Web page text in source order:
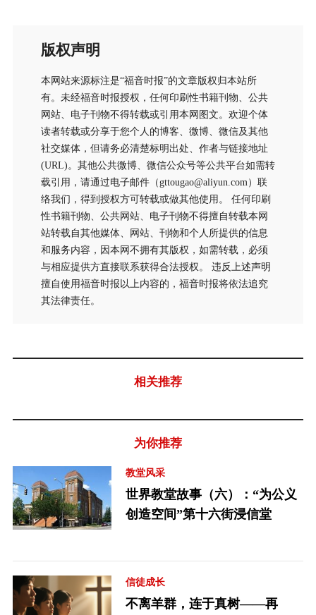
版权声明
本网站来源标注是“福音时报”的文章版权归本站所
有。未经福音时报授权，任何印刷性书籍刊物、公共
网站、电子刊物不得转载或引用本网图文。欢迎个体
读者转载或分享于您个人的博客、微博、微信及其他
社交媒体，但请务必清楚标明出处、作者与链接地址
(URL)。其他公共微博、微信公众号等公共平台如需转
载引用，请通过电子邮件（gttougao@aliyun.com）联
络我们，得到授权方可转载或做其他使用。 任何印刷
性书籍刊物、公共网站、电子刊物不得擅自转载本网
站转载自其他媒体、网站、刊物和个人所提供的信息
和服务内容，因本网不拥有其版权，如需转载，必须
与相应提供方直接联系获得合法授权。 违反上述声明
擅自使用福音时报以上内容的，福音时报将依法追究
其法律责任。
相关推荐
为你推荐
教堂风采
世界教堂故事（六）：“为公义
创造空间”第十六街浸信堂
信徒成长
不离羊群，连于真树——再